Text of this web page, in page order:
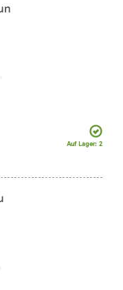
Auf Lager: 2